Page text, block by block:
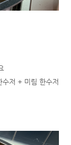
저 + 미림 한수저